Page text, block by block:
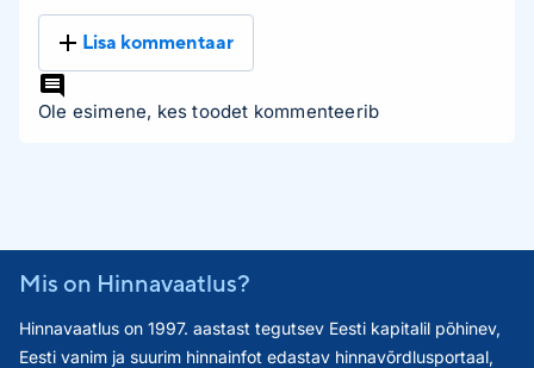
Lisa kommentaar
Ole esimene, kes toodet kommenteerib
Mis on Hinnavaatlus?
Hinnavaatlus on 1997. aastast tegutsev Eesti kapitalil põhinev,
Eesti vanim ja suurim hinnainfot edastav hinnavõrdlusportaal,